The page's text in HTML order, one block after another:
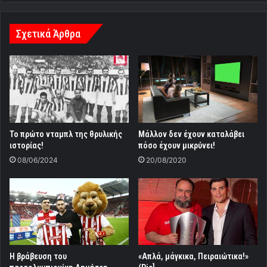
Σχετικά Άρθρα
Το πρώτο νταμπλ της θρυλικής
ιστορίας!
08/06/2024
Μάλλον δεν έχουν καταλάβει
πόσο έχουν μικρύνει!
20/08/2020
Η βράβευση του
«Απλά, μάγκικα, Πειραιώτικα!»